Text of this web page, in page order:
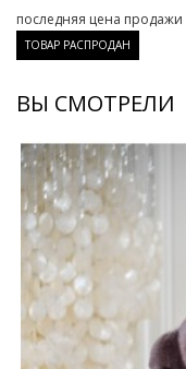
последняя цена продажи
ТОВАР РАСПРОДАН
ВЫ СМОТРЕЛИ